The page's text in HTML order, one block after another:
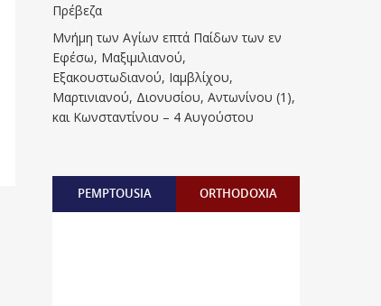
Πρέβεζα
Μνήμη των Aγίων επτά Παίδων των εν
Eφέσω, Mαξιμιλιανού,
Eξακουστωδιανού, Iαμβλίχου,
Mαρτινιανού, Διονυσίου, Aντωνίνου (1),
και Kωνσταντίνου – 4 Αυγούστου
PEMPTOUSIA ORTHODOXIA